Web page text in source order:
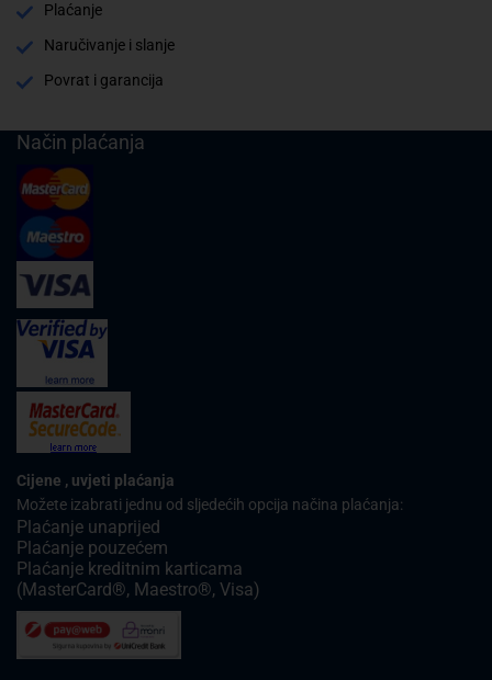
Plaćanje
Naručivanje i slanje
Povrat i garancija
Način plaćanja
Cijene , uvjeti plaćanja
Možete izabrati jednu od sljedećih opcija načina plaćanja:
Plaćanje unaprijed
Plaćanje pouzećem
Plaćanje kreditnim karticama
(MasterCard®, Maestro®, Visa)